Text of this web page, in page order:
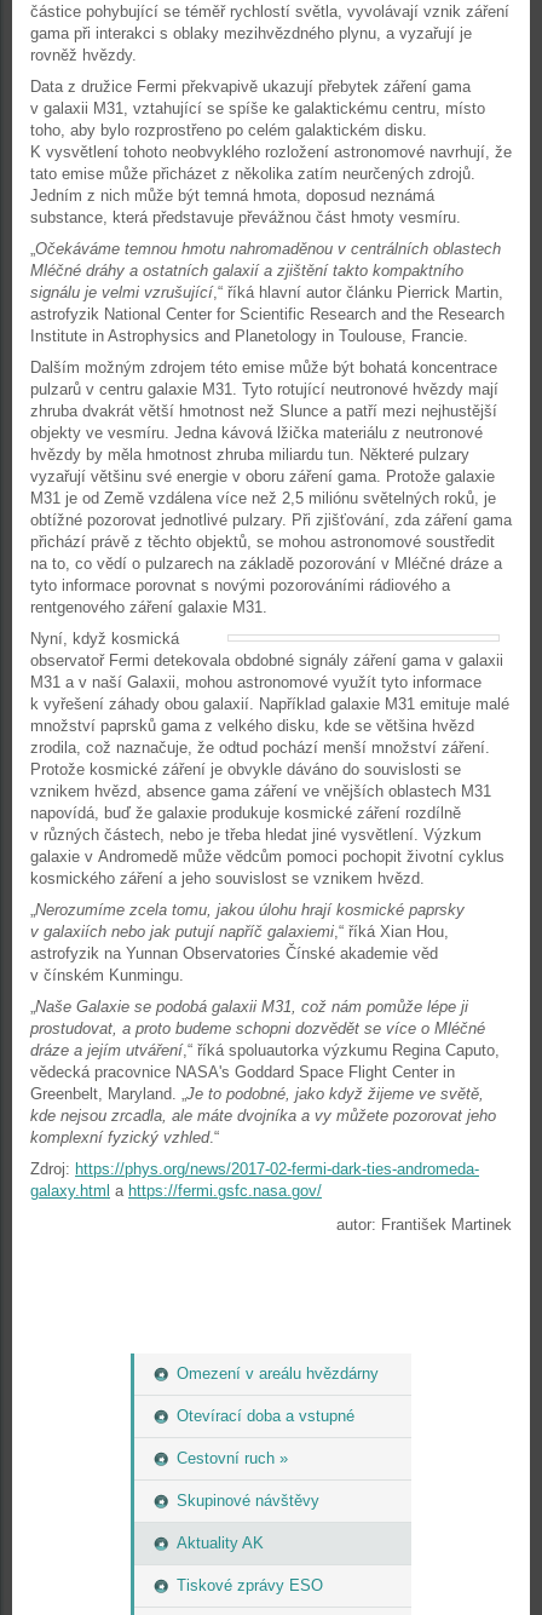
Omezení v areálu hvězdárny
Otevírací doba a vstupné
Cestovní ruch »
Skupinové návštěvy
Aktuality AK
Tiskové zprávy ESO
částice pohybující se téměř rychlostí světla, vyvolávají vznik záření
gama při interakci s oblaky mezihvězdného plynu, a vyzařují je
rovněž hvězdy.
Data z družice Fermi překvapivě ukazují přebytek záření gama
v galaxii M31, vztahující se spíše ke galaktickému centru, místo
toho, aby bylo rozprostřeno po celém galaktickém disku.
K vysvětlení tohoto neobvyklého rozložení astronomové navrhují, že
tato emise může přicházet z několika zatím neurčených zdrojů.
Jedním z nich může být temná hmota, doposud neznámá
substance, která představuje převážnou část hmoty vesmíru.
„Očekáváme temnou hmotu nahromaděnou v centrálních oblastech
Mléčné dráhy a ostatních galaxií a zjištění takto kompaktního
signálu je velmi vzrušující,“ říká hlavní autor článku Pierrick Martin,
astrofyzik National Center for Scientific Research and the Research
Institute in Astrophysics and Planetology in Toulouse, Francie.
Dalším možným zdrojem této emise může být bohatá koncentrace
pulzarů v centru galaxie M31. Tyto rotující neutronové hvězdy mají
zhruba dvakrát větší hmotnost než Slunce a patří mezi nejhustější
objekty ve vesmíru. Jedna kávová lžička materiálu z neutronové
hvězdy by měla hmotnost zhruba miliardu tun. Některé pulzary
vyzařují většinu své energie v oboru záření gama. Protože galaxie
M31 je od Země vzdálena více než 2,5 miliónu světelných roků, je
obtížné pozorovat jednotlivé pulzary. Při zjišťování, zda záření gama
přichází právě z těchto objektů, se mohou astronomové soustředit
na to, co vědí o pulzarech na základě pozorování v Mléčné dráze a
tyto informace porovnat s novými pozorováními rádiového a
rentgenového záření galaxie M31.
Nyní, když kosmická
observatoř Fermi detekovala obdobné signály záření gama v galaxii
M31 a v naší Galaxii, mohou astronomové využít tyto informace
k vyřešení záhady obou galaxií. Například galaxie M31 emituje malé
množství paprsků gama z velkého disku, kde se většina hvězd
zrodila, což naznačuje, že odtud pochází menší množství záření.
Protože kosmické záření je obvykle dáváno do souvislosti se
vznikem hvězd, absence gama záření ve vnějších oblastech M31
napovídá, buď že galaxie produkuje kosmické záření rozdílně
v různých částech, nebo je třeba hledat jiné vysvětlení. Výzkum
galaxie v Andromedě může vědcům pomoci pochopit životní cyklus
kosmického záření a jeho souvislost se vznikem hvězd.
„Nerozumíme zcela tomu, jakou úlohu hrají kosmické paprsky
v galaxiích nebo jak putují napříč galaxiemi,“ říká Xian Hou,
astrofyzik na Yunnan Observatories Čínské akademie věd
v čínském Kunmingu.
„Naše Galaxie se podobá galaxii M31, což nám pomůže lépe ji
prostudovat, a proto budeme schopni dozvědět se více o Mléčné
dráze a jejím utváření,“ říká spoluautorka výzkumu Regina Caputo,
vědecká pracovnice NASA's Goddard Space Flight Center in
Greenbelt, Maryland. „Je to podobné, jako když žijeme ve světě,
kde nejsou zrcadla, ale máte dvojníka a vy můžete pozorovat jeho
komplexní fyzický vzhled.“
Zdroj: https://phys.org/news/2017-02-fermi-dark-ties-andromeda-
galaxy.html a https://fermi.gsfc.nasa.gov/
autor: František Martinek